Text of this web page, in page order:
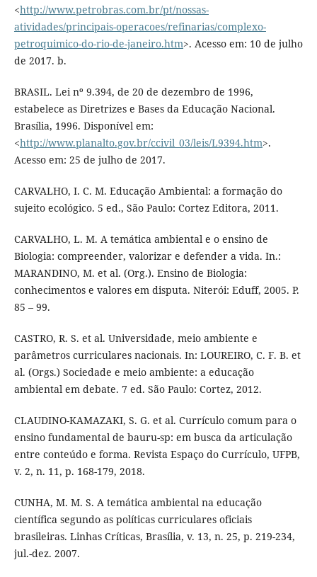
<http://www.petrobras.com.br/pt/nossas-
atividades/principais-operacoes/refinarias/complexo-
petroquimico-do-rio-de-janeiro.htm>. Acesso em: 10 de julho
de 2017. b.
BRASIL. Lei nº 9.394, de 20 de dezembro de 1996,
estabelece as Diretrizes e Bases da Educação Nacional.
Brasília, 1996. Disponível em:
<http://www.planalto.gov.br/ccivil_03/leis/L9394.htm>.
Acesso em: 25 de julho de 2017.
CARVALHO, I. C. M. Educação Ambiental: a formação do
sujeito ecológico. 5 ed., São Paulo: Cortez Editora, 2011.
CARVALHO, L. M. A temática ambiental e o ensino de
Biologia: compreender, valorizar e defender a vida. In.:
MARANDINO, M. et al. (Org.). Ensino de Biologia:
conhecimentos e valores em disputa. Niterói: Eduff, 2005. P.
85 – 99.
CASTRO, R. S. et al. Universidade, meio ambiente e
parâmetros curriculares nacionais. In: LOUREIRO, C. F. B. et
al. (Orgs.) Sociedade e meio ambiente: a educação
ambiental em debate. 7 ed. São Paulo: Cortez, 2012.
CLAUDINO-KAMAZAKI, S. G. et al. Currículo comum para o
ensino fundamental de bauru-sp: em busca da articulação
entre conteúdo e forma. Revista Espaço do Currículo, UFPB,
v. 2, n. 11, p. 168-179, 2018.
CUNHA, M. M. S. A temática ambiental na educação
científica segundo as políticas curriculares oficiais
brasileiras. Linhas Críticas, Brasília, v. 13, n. 25, p. 219-234,
jul.-dez. 2007.